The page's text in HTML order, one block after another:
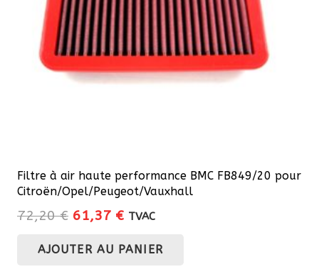
Filtre à air haute performance BMC FB849/20 pour
Citroën/Opel/Peugeot/Vauxhall
72,20€ Le
initial
61,37 €Le
actuel
TVAC
AJOUTER AU PANIER